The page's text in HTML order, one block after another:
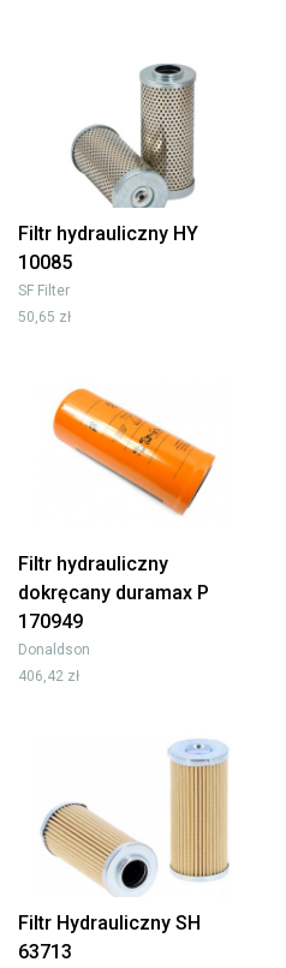
Filtr hydrauliczny HY
10085
SF Filter
50,65 zł
Filtr hydrauliczny
dokręcany duramax P
170949
Donaldson
406,42 zł
Filtr Hydrauliczny SH
63713